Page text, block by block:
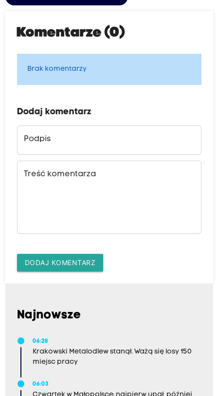
Komentarze (0)
Brak komentarzy
Dodaj komentarz
Podpis
Treść komentarza
DODAJ KOMENTARZ
Najnowsze
06:28
Krakowski Metalodlew stanął. Ważą się losy 150
miejsc pracy
06:03